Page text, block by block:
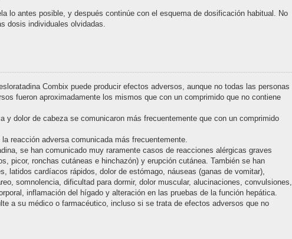
lo antes posible, y después continúe con el esquema de dosificación habitual. No
dosis individuales olvidadas.
Combix puede producir efectos adversos, aunque no todas las personas
fueron aproximadamente los mismos que con un comprimido que no contiene
y dolor de cabeza se comunicaron más frecuentemente que con un comprimido
reacción adversa comunicada más frecuentemente.
se han comunicado muy raramente casos de reacciones alérgicas graves
picor, ronchas cutáneas e hinchazón) y erupción cutánea. También se han
latidos cardíacos rápidos, dolor de estómago, náuseas (ganas de vomitar),
somnolencia, dificultad para dormir, dolor muscular, alucinaciones, convulsiones,
inflamación del hígado y alteración en las pruebas de la función hepática.
a su médico o farmacéutico, incluso si se trata de efectos adversos que no